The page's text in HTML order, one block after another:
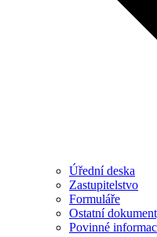
Úřední deska
Zastupitelstvo
Formuláře
Ostatní
Povinné